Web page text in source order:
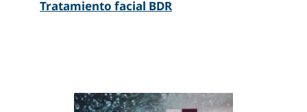
Tratamiento facial BDR